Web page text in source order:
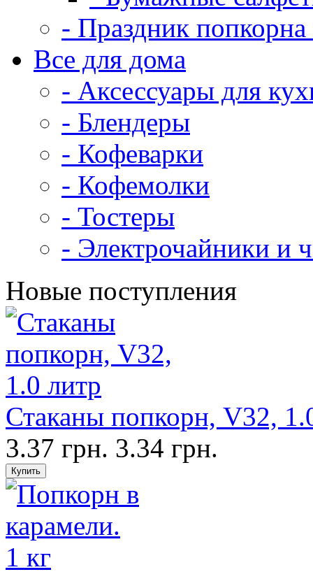
- Праздник
Все для дома
- Аксессуары для
- Блендеры
- Кофеварки
- Кофемолки
- Тостеры
- Электрочайники и
Новые поступления
Стаканы попкорн, V32,
3.37 грн. 3.34 грн.